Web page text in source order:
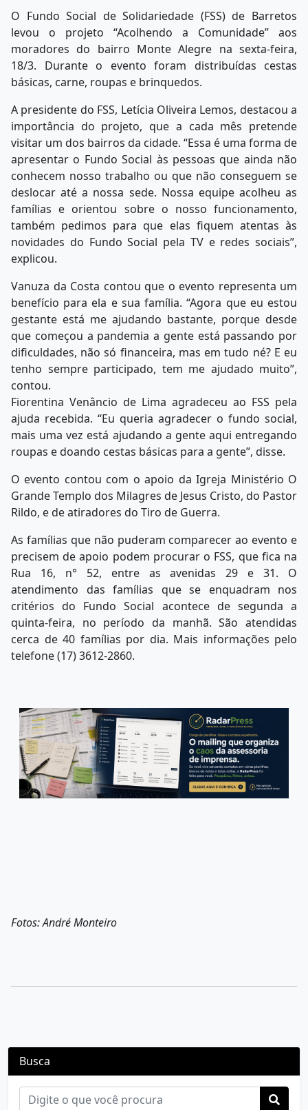
O Fundo Social de Solidariedade (FSS) de Barretos
levou o projeto “Acolhendo a Comunidade” aos
moradores do bairro Monte Alegre na sexta-feira,
18/3. Durante o evento foram distribuídas cestas
básicas, carne, roupas e brinquedos.
A presidente do FSS, Letícia Oliveira Lemos, destacou a
importância do projeto, que a cada mês pretende
visitar um dos bairros da cidade. “Essa é uma forma de
apresentar o Fundo Social às pessoas que ainda não
conhecem nosso trabalho ou que não conseguem se
deslocar até a nossa sede. Nossa equipe acolheu as
famílias e orientou sobre o nosso funcionamento,
também pedimos para que elas fiquem atentas às
novidades do Fundo Social pela TV e redes sociais”,
explicou.
Vanuza da Costa contou que o evento representa um
benefício para ela e sua família. “Agora que eu estou
gestante está me ajudando bastante, porque desde
que começou a pandemia a gente está passando por
dificuldades, não só financeira, mas em tudo né? E eu
tenho sempre participado, tem me ajudado muito”,
contou.
Fiorentina Venâncio de Lima agradeceu ao FSS pela
ajuda recebida. “Eu queria agradecer o fundo social,
mais uma vez está ajudando a gente aqui entregando
roupas e doando cestas básicas para a gente”, disse.
O evento contou com o apoio da Igreja Ministério O
Grande Templo dos Milagres de Jesus Cristo, do Pastor
Rildo, e de atiradores do Tiro de Guerra.
As famílias que não puderam comparecer ao evento e
precisem de apoio podem procurar o FSS, que fica na
Rua 16, n° 52, entre as avenidas 29 e 31. O
atendimento das famílias que se enquadram nos
critérios do Fundo Social acontece de segunda a
quinta-feira, no período da manhã. São atendidas
cerca de 40 famílias por dia. Mais informações pelo
telefone (17) 3612-2860.
Fotos: André Monteiro
Busca